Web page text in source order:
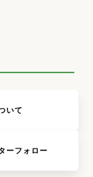
いて
ーフォロー